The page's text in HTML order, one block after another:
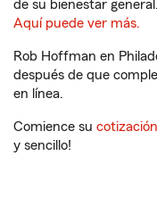
de su bienestar general.
Aquí puede ver más.
Rob Hoffman en
después de que
en línea.
Comience su
y sencillo!